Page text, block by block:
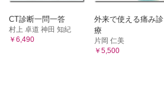
CT診断一問一答
村上 卓道 神田 知紀
￥6,490
外来で使える痛み診
療
片岡 仁美
￥5,500